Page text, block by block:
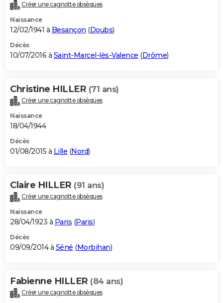
Créer une cagnotte obsèques
Naissance
12/02/1941 à Besançon (Doubs)
Décès
10/07/2016 à Saint-Marcel-lès-Valence (Drôme)
Christine HILLER (71 ans)
Créer une cagnotte obsèques
Naissance
18/04/1944
Décès
01/08/2015 à Lille (Nord)
Claire HILLER (91 ans)
Créer une cagnotte obsèques
Naissance
28/04/1923 à Paris (Paris)
Décès
09/09/2014 à Séné (Morbihan)
Fabienne HILLER (84 ans)
Créer une cagnotte obsèques